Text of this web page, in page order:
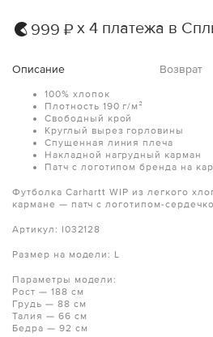
999 ₽ х 4 платежа в
Описание Возврат
100% хлопок
Плотность 190 г/м²
Свободный крой
Круглый вырез горловины
Спущенная линия плеча
Накладной нагрудный карман
Патч с логотипом бренда на
Футболка Carhartt WIP из легкого
кармане — патч с логотипом-
Артикул: I032128
Размер на модели: L
Параметры модели:
Рост — 188 см
Грудь — 88 см
Талия — 66 см
Бедра — 92 см